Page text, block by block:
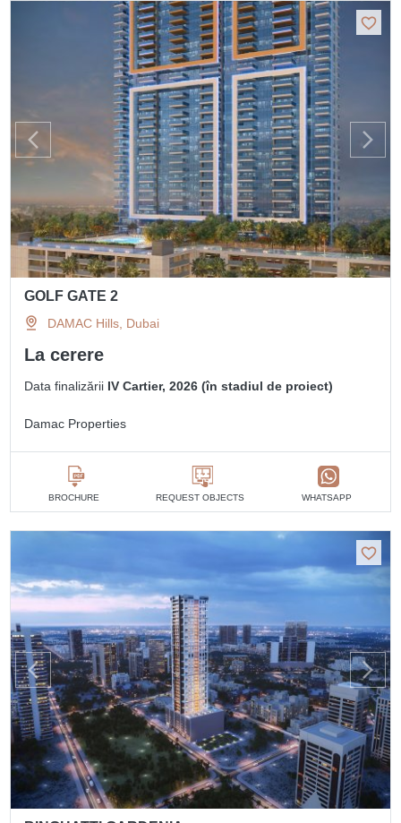
GOLF GATE 2
DAMAC Hills, Dubai
La cerere
Data finalizării IV Cartier, 2026 (în stadiul de proiect)
Damac Properties
BROCHURE REQUEST OBJECTS WHATSAPP